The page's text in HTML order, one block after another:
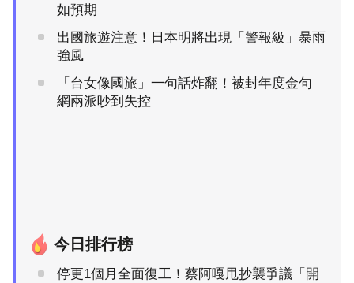
如預期
出國旅遊注意！日本明將出現「警報級」暴雨
強風
「台女像國旅」一句話炸翻！被封年度金句
網兩派吵到失控
今日排行榜
停更1個月全面復工！蔡阿嘎甩抄襲爭議「開